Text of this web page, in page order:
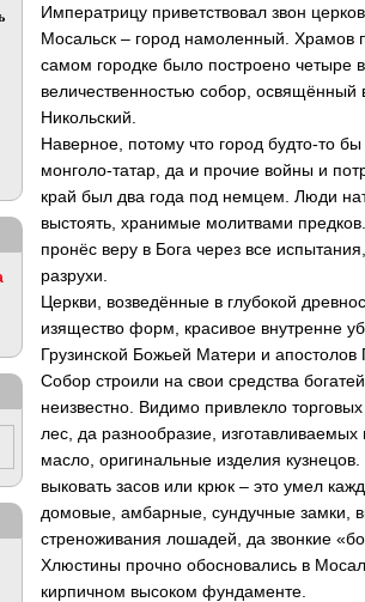
Императрицу приветствовал звон
Мосальск – город намоленный. Храмов
самом городке было построено четыре
величественностью собор, освящённый
Никольский.
Наверное, потому что город будто-то
монголо-татар, да и прочие войны и
край был два года под немцем. Люди
выстоять, хранимые молитвами
пронёс веру в Бога через все
разрухи.
Церкви, возведённые в глубокой
изящество форм, красивое внутренне
Грузинской Божьей Матери и апостолов
Собор строили на свои средства
неизвестно. Видимо привлекло
лес, да разнообразие,
масло, оригинальные изделия
выковать засов или крюк – это умел
домовые, амбарные, сундучные замки,
стреноживания лошадей, да звонкие
Хлюстины прочно обосновались в
кирпичном высоком фундаменте.